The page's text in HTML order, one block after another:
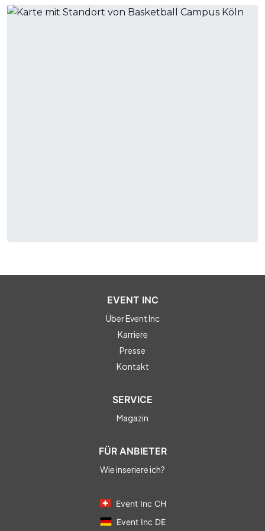
unvergesslichen Sporterlebnissen zu begeistern, sei es mit
Basketballmatches, Trainingseinheiten oder inspirierenden
EVENT INC
Über Event Inc
Karriere
Presse
Kontakt
SERVICE
Magazin
FÜR ANBIETER
Wie inseriere ich?
Event Inc CH
Event Inc DE